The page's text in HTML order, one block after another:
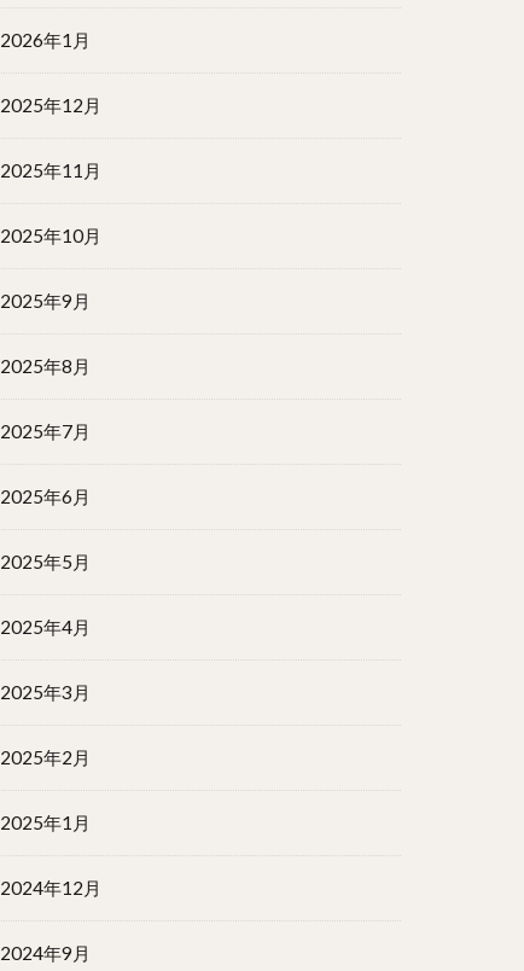
2026年1月
2025年12月
2025年11月
2025年10月
2025年9月
2025年8月
2025年7月
2025年6月
2025年5月
2025年4月
2025年3月
2025年2月
2025年1月
2024年12月
2024年9月